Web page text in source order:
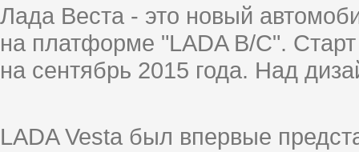
Лада Веста - это новый
на платформе "LADA B/C".
на сентябрь 2015 года. Над
LADA Vesta был впервые